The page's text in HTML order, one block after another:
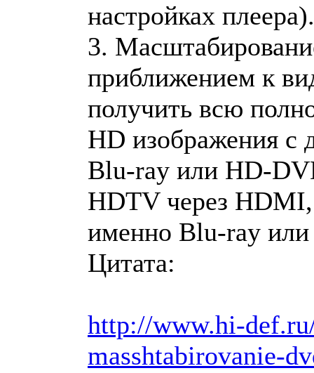
настройках плеера).
3.
приближением к
получить всю
HD изображения с
Blu-ray или HD-
HDTV через
именно Blu-ray
Цитата:
http://www.hi-
masshtabirovanie-